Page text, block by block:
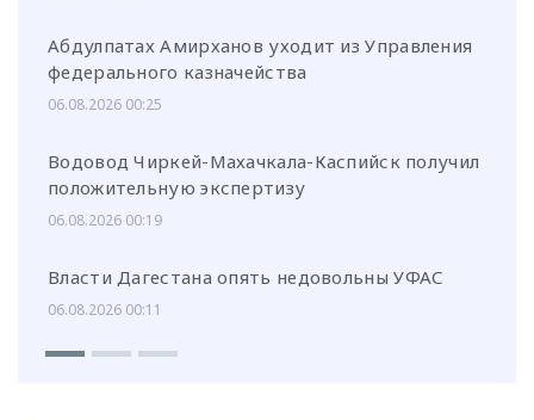
или через соц. сети
Абдулпатах Амирханов уходит из Управления
федерального казначейства
06.08.2026 00:25
Водовод Чиркей-Махачкала-Каспийск получил
положительную экспертизу
06.08.2026 00:19
Власти Дагестана опять недовольны УФАС
06.08.2026 00:11